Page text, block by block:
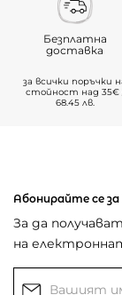
Безплатна
доставка
за всички поръчки
стойност над 35€
68.45 лв.
Абонирайте се
За да
на